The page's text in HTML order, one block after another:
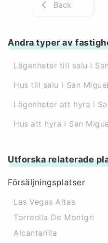
Back
Andra typer av
Lägenheter till salu i
Hus till salu i San
Lägenheter att hyra i
Hus att hyra i San
Utforska relaterade
Försäljningsplatser
Las Vegas Altas
Torroella De Montgri
Alcantarilla